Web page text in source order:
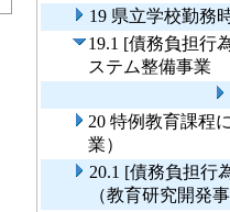
19 県立学校勤務
19.1 [債務負担行
ステム整備事業
20 特例教育課程
業）
20.1 [債務負担行
（教育研究開